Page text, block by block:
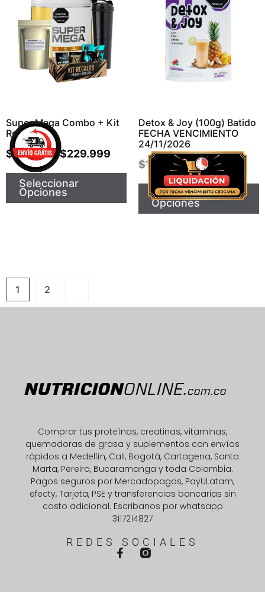
Super Mega Combo + Kit
Regalos
$149.999 -$229.999
Seleccionar
Opciones
Detox & Joy (100g) Batido
FECHA VENCIMIENTO
24/11/2026
$19.999 $13.999
Seleccionar
Opciones
1 2
Comprar tus proteínas, creatinas, vitaminas,
quemadoras de grasa y suplementos con envíos
rápidos a Medellín, Cali, Bogotá, Cartagena, Santa
Marta, Pereira, Bucaramanga y toda Colombia.
Pagos seguros por Mercadopagos, PayULatam,
efecty, Tarjeta, PSE y transferencias bancarias sin
costo adicional. Escribanos por whatsapp
3117214827
REDES SOCIALES